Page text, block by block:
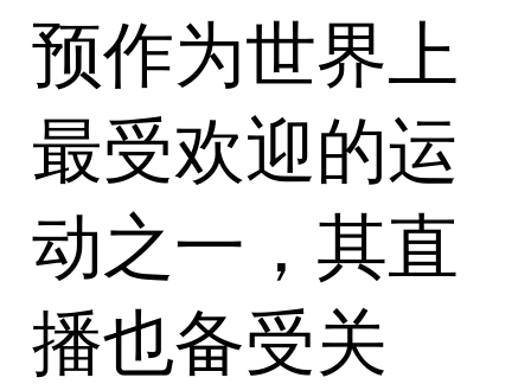
预作为世界上
最受欢迎的运
动之一，其直
播也备受关